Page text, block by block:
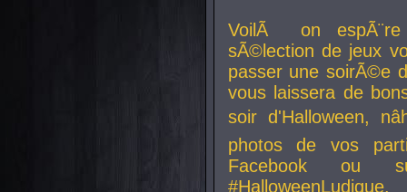
VoilÃ on
sÃ©lection de jeux
passer une soirÃ©e
vous laissera de
soir d'Halloween,
photos de vos
Facebook ou
#HalloweenLudique.